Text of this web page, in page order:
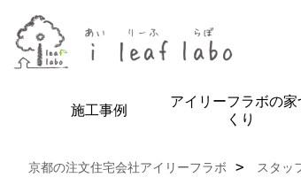
施工事例
アイリーフラボの家
くり
京都の注文住宅会社アイリーフラボ スタッ